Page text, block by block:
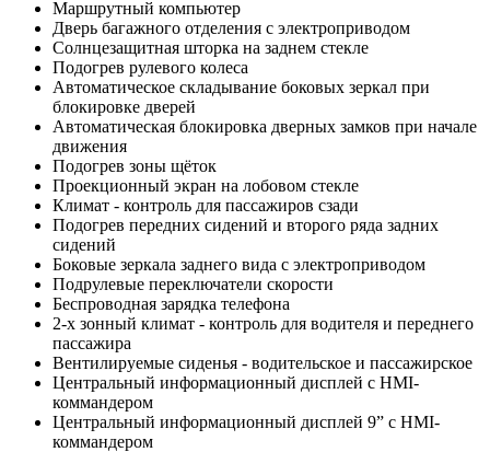
Маршрутный компьютер
Дверь багажного отделения с электроприводом
Солнцезащитная шторка на заднем стекле
Подогрев рулевого колеса
Автоматическое складывание боковых зеркал при
блокировке дверей
Автоматическая блокировка дверных замков при начале
движения
Подогрев зоны щёток
Проекционный экран на лобовом стекле
Климат - контроль для пассажиров сзади
Подогрев передних сидений и второго ряда задних
сидений
Боковые зеркала заднего вида с электроприводом
Подрулевые переключатели скорости
Беспроводная зарядка телефона
2-х зонный климат - контроль для водителя и переднего
пассажира
Вентилируемые сиденья - водительское и пассажирское
Центральный информационный дисплей с HMI-
коммандером
Центральный информационный дисплей 9” с HMI-
коммандером